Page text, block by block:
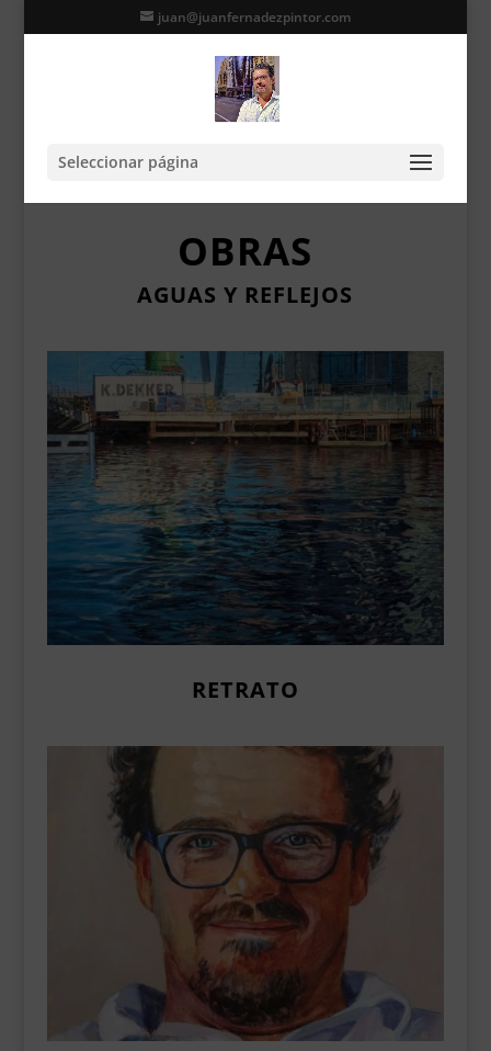
juan@juanfernadezpintor.com
Seleccionar página
OBRAS
AGUAS Y REFLEJOS
RETRATO